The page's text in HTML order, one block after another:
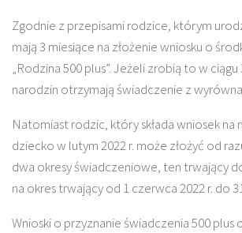
Zgodnie z przepisami rodzice, którym
mają 3 miesiące na złożenie wniosku o
„Rodzina 500 plus”. Jeżeli zrobią to w
narodzin otrzymają świadczenie z
Natomiast rodzic, który składa wniosek
dziecko w lutym 2022 r. może złożyć od
dwa okresy świadczeniowe, ten trwający
na okres trwający od 1 czerwca 2022 r. do
Wnioski o przyznanie świadczenia 500 plus